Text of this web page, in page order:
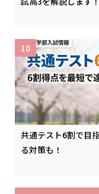
共通テスト6割で目
る対策も！
10